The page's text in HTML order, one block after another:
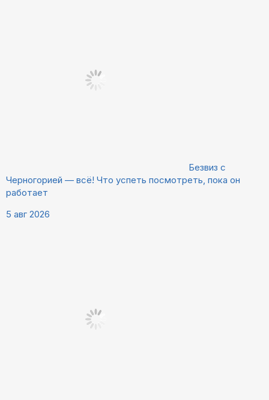
Безвиз с
Черногорией — всё! Что успеть посмотреть, пока он
работает
5 авг 2026